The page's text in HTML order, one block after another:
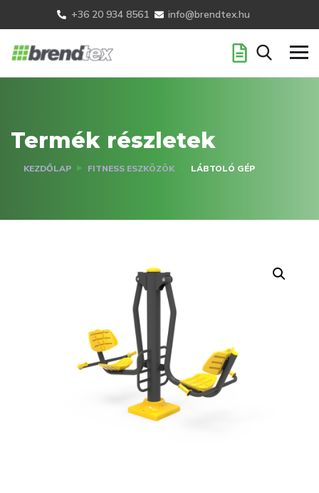
+36 20 934 8561 info@brendtex.hu
Termék részletek
KEZDŐLAP FITNESS ESZKÖZÖK LÁBTOLÓ GÉP